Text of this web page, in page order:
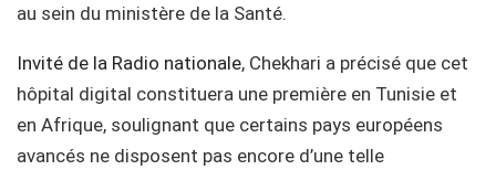
au sein du ministère de la Santé.
Invité de la Radio nationale, Chekhari a précisé que cet
hôpital digital constituera une première en Tunisie et
en Afrique, soulignant que certains pays européens
avancés ne disposent pas encore d’une telle